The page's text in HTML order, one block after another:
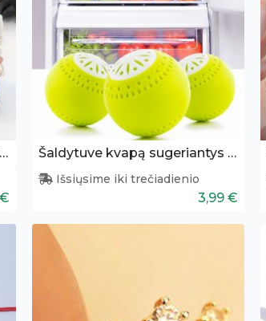
Kelioninis krepšelis kosmetikai Šaldytuve kvapą sugeriantys kamuoliukai 3 vnt.
Išsiųsime iki trečiadienio
3,99 €